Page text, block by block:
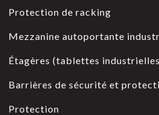
Protection de racking
Mezzanine autoportante
Étagères (tablettes
Barrières de sécurité et
Protection